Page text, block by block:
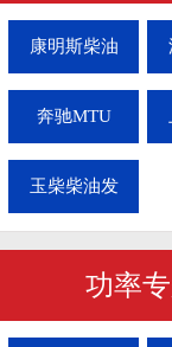
康明斯柴油
奔驰MTU
玉柴柴油发
功率